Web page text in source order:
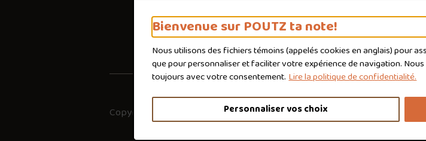
Bienvenue sur POUTZ ta note!
Nous utilisons des fichiers témoins (appeléscookiesen anglais) pour
que pour personnaliser et faciliter votre expérience de navigation.
toujours avec votre consentement. Lire la politique de confidentialité.
Personnaliser vos choix
importance pour guider les autres vers les
poutines qui valent vraiment le détour.
Copyright © 2026 Conditions d'utilisation